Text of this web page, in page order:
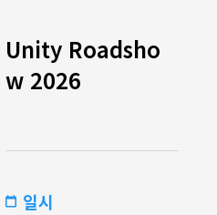
Unity Roadsho
w 2026
일시